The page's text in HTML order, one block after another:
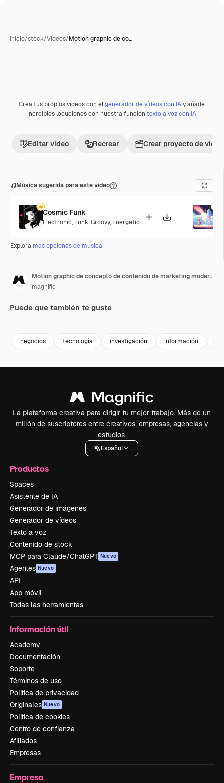
Inicio/stock/Vídeos/Motion graphic de co…
Crea tus propios vídeos con elgenerador de vídeos con IAy añade
increíbles locuciones con nuestra función texto a voz con IA
Editar vídeo Recrear Crear proyecto de vídeo
Música sugerida para este vídeo
Cosmic Funk
Electronic, Funk,Groovy, Energetic
Explora más opciones de música
Motion graphic de concepto de contenido de marketing moderno
magnific
Puede que también te guste
negocios tecnología investigación información
La plataforma creativa para dirigir tu mejor trabajo. Más de un
millón de suscriptores entre creativos, empresas, agencias y
estudios.
Español
Productos
Spaces
Asistente de IA
Generador de imágenes
Generador de vídeos
Texto a voz
Contenido de stock
MCP para Claude/ChatGPT Nuevo
Agentes Nuevo
API
App móvil
Todas las herramientas
Información útil
Academy
Documentación
Soporte
Términos de uso
Política de privacidad
Originales Nuevo
Política de cookies
Centro de confianza
Afiliados
Empresas
Empresa